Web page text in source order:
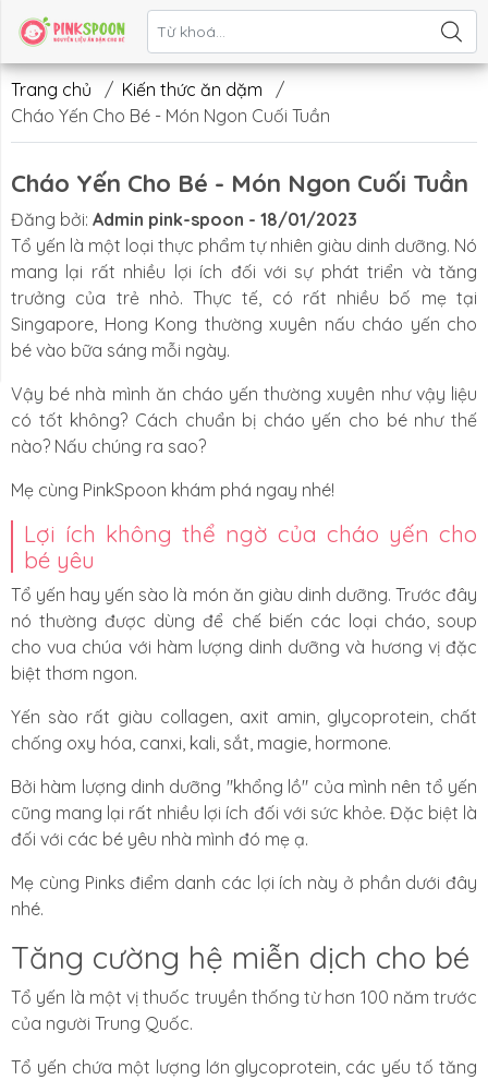
Liên hệ
Trang chủ / Kiến thức ăn dặm
/
Cháo Yến Cho Bé - Món Ngon Cuối Tuần
Cháo Yến Cho Bé - Món Ngon Cuối Tuần
Đăng bởi: Admin pink-spoon - 18/01/2023
Tổ yến là một loại thực phẩm tự nhiên giàu dinh dưỡng. Nó
mang lại rất nhiều lợi ích đối với sự phát triển và tăng
trưởng của trẻ nhỏ. Thực tế, có rất nhiều bố mẹ tại
Singapore, Hong Kong thường xuyên nấu cháo yến cho
bé vào bữa sáng mỗi ngày.
Vậy bé nhà mình ăn cháo yến thường xuyên như vậy liệu
có tốt không? Cách chuẩn bị cháo yến cho bé như thế
nào? Nấu chúng ra sao?
Mẹ cùng PinkSpoon khám phá ngay nhé!
Lợi ích không thể ngờ của cháo yến cho
bé yêu
Tổ yến hay yến sào là món ăn giàu dinh dưỡng. Trước đây
nó thường được dùng để chế biến các loại cháo, soup
cho vua chúa với hàm lượng dinh dưỡng và hương vị đặc
biệt thơm ngon.
Yến sào rất giàu collagen, axit amin, glycoprotein, chất
chống oxy hóa, canxi, kali, sắt, magie, hormone.
Bởi hàm lượng dinh dưỡng "khổng lồ" của mình nên tổ yến
cũng mang lại rất nhiều lợi ích đối với sức khỏe. Đặc biệt là
đối với các bé yêu nhà mình đó mẹ ạ.
Mẹ cùng Pinks điểm danh các lợi ích này ở phần dưới đây
nhé.
Tăng cường hệ miễn dịch cho bé
Tổ yến là một vị thuốc truyền thống từ hơn 100 năm trước
của người Trung Quốc.
Tổ yến chứa một lượng lớn glycoprotein, các yếu tố tăng